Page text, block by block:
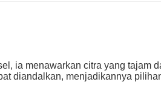
ia menawarkan citra yang tajam
diandalkan, menjadikannya